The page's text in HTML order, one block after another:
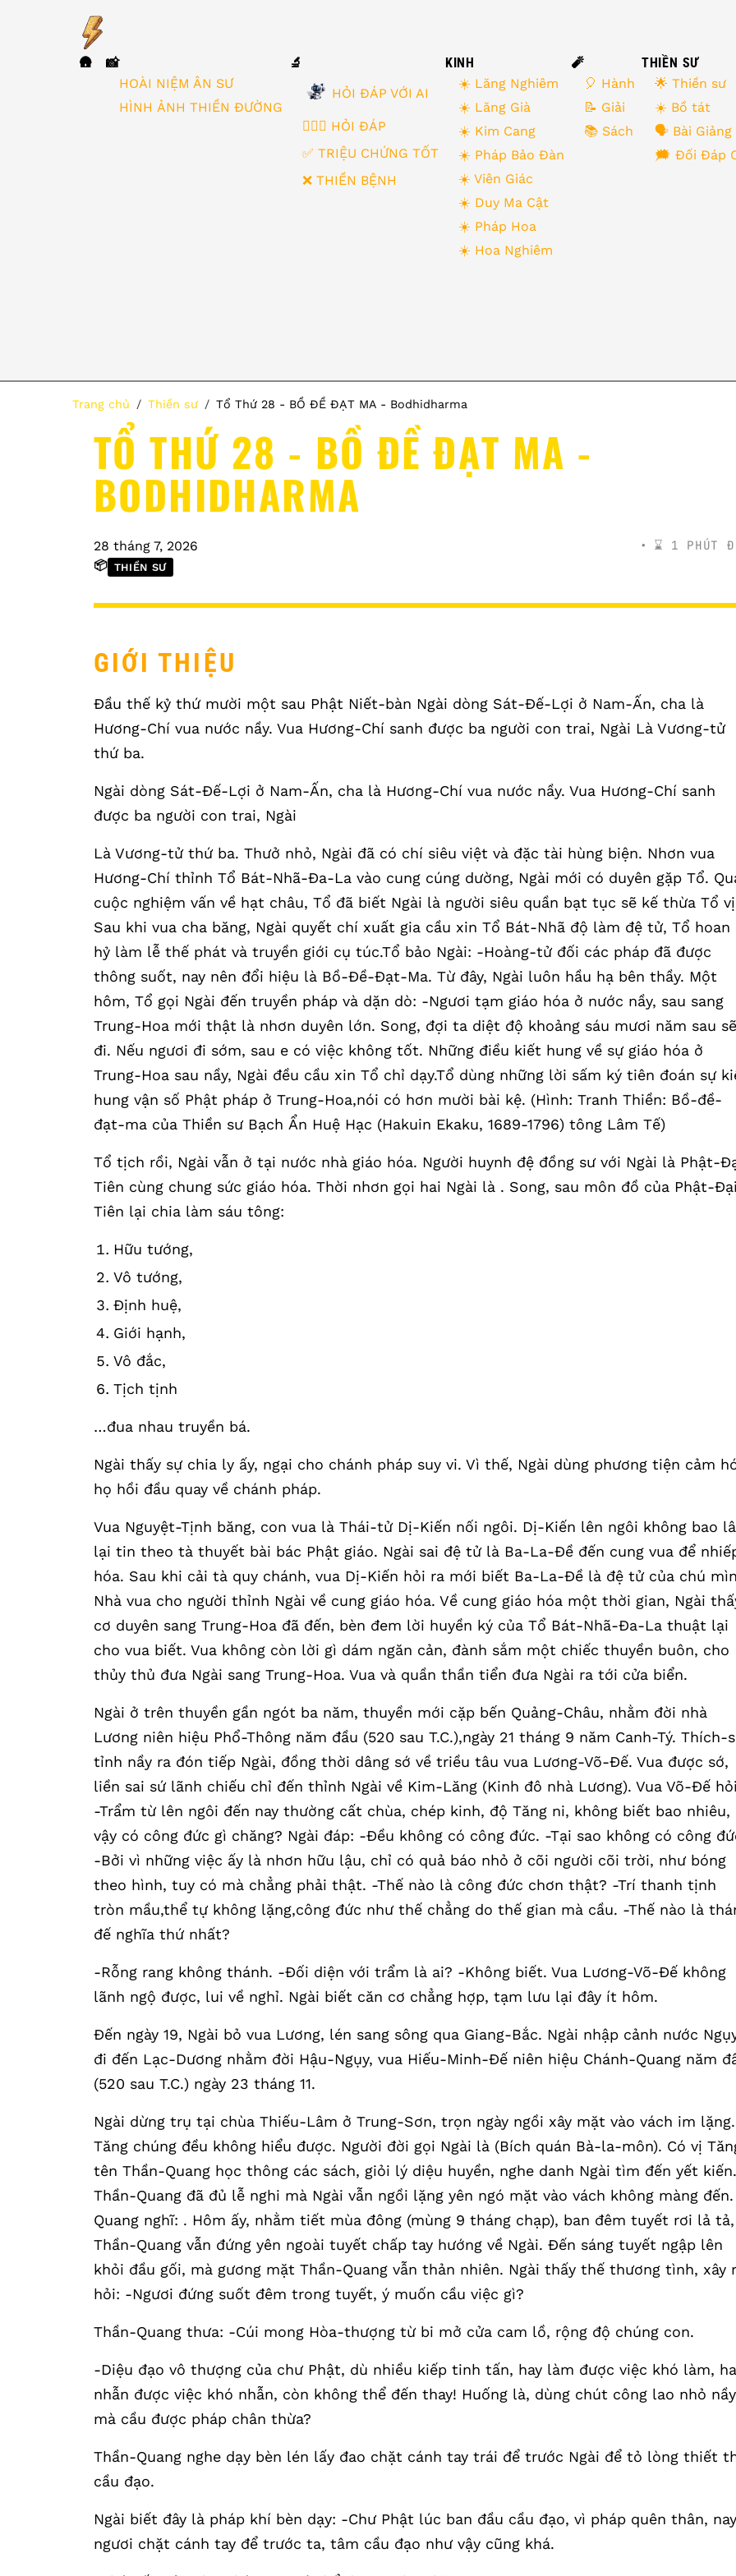
🛖
📸
HOÀI NIỆM ÂN SƯ
HÌNH ẢNH THIỀN ĐƯỜNG
🔬
HỎI ĐÁP VỚI AI
🙋🏻‍♂️ HỎI ĐÁP
✅ TRIỆU CHỨNG TỐT
❌ THIỀN BỆNH
KINH
☀️ Lăng Nghiêm
☀️ Lăng Già
☀️ Kim Cang
☀️ Pháp Bảo Đàn
☀️ Viên Giác
☀️ Duy Ma Cật
☀️ Pháp Hoa
☀️ Hoa Nghiêm
🧨
🎈 Hành
📝 Giải
📚 Sách
THIỀN SƯ
🌟 Thiền sư
☀️ Bồ tát
🗣 Bài Giảng
🗯 Đối Đáp
Trang chủ Thiền sư Tổ Thứ 28 - BỒ ĐỀ ĐẠT MA - Bodhidharma
TỔ THỨ 28 - BỒ ĐỀ ĐẠT MA -
BODHIDHARMA
28 tháng 7, 2026 ⌛️ 1 PHÚT
📦 THIỀN SƯ
GIỚI THIỆU
Đầu thế kỷ thứ mười một sau Phật Niết-bàn Ngài dòng Sát-Đế-Lợi ở Nam-Ấn, cha là
Hương-Chí vua nước nầy. Vua Hương-Chí sanh được ba người con trai, Ngài Là Vương-tử
thứ ba.
Ngài dòng Sát-Đế-Lợi ở Nam-Ấn, cha là Hương-Chí vua nước nầy. Vua Hương-Chí sanh
được ba người con trai, Ngài
Là Vương-tử thứ ba. Thưở nhỏ, Ngài đã có chí siêu việt và đặc tài hùng biện. Nhơn vua
Hương-Chí thỉnh Tổ Bát-Nhã-Đa-La vào cung cúng dường, Ngài mới có duyên gặp Tổ.
cuộc nghiệm vấn về hạt châu, Tổ đã biết Ngài là người siêu quần bạt tục sẽ kế thừa Tổ
Sau khi vua cha băng, Ngài quyết chí xuất gia cầu xin Tổ Bát-Nhã độ làm đệ tử, Tổ hoan
hỷ làm lễ thế phát và truyền giới cụ túc.Tổ bảo Ngài: -Hoàng-tử đối các pháp đã được
thông suốt, nay nên đổi hiệu là Bồ-Đề-Đạt-Ma. Từ đây, Ngài luôn hầu hạ bên thầy. Một
hôm, Tổ gọi Ngài đến truyền pháp và dặn dò: -Ngươi tạm giáo hóa ở nước nầy, sau sang
Trung-Hoa mới thật là nhơn duyên lớn. Song, đợi ta diệt độ khoảng sáu mươi năm sau sẽ
đi. Nếu ngươi đi sớm, sau e có việc không tốt. Những điều kiết hung về sự giáo hóa ở
Trung-Hoa sau nầy, Ngài đều cầu xin Tổ chỉ dạy.Tổ dùng những lời sấm ký tiên đoán sự
hung vận số Phật pháp ở Trung-Hoa,nói có hơn mười bài kệ. (Hình: Tranh Thiền: Bồ-đề-
đạt-ma của Thiền sư Bạch Ẩn Huệ Hạc (Hakuin Ekaku, 1689-1796) tông Lâm Tế)
Tổ tịch rồi, Ngài vẫn ở tại nước nhà giáo hóa. Người huynh đệ đồng sư với Ngài là Phật-
Tiên cùng chung sức giáo hóa. Thời nhơn gọi hai Ngài là . Song, sau môn đồ của Phật-
Tiên lại chia làm sáu tông:
Hữu tướng,
Vô tướng,
Định huệ,
Giới hạnh,
Vô đắc,
Tịch tịnh
…đua nhau truyền bá.
Ngài thấy sự chia ly ấy, ngại cho chánh pháp suy vi. Vì thế, Ngài dùng phương tiện cảm
họ hồi đầu quay về chánh pháp.
Vua Nguyệt-Tịnh băng, con vua là Thái-tử Dị-Kiến nối ngôi. Dị-Kiến lên ngôi không bao
lại tin theo tà thuyết bài bác Phật giáo. Ngài sai đệ tử là Ba-La-Đề đến cung vua để
hóa. Sau khi cải tà quy chánh, vua Dị-Kiến hỏi ra mới biết Ba-La-Đề là đệ tử của chú
Nhà vua cho người thỉnh Ngài về cung giáo hóa. Về cung giáo hóa một thời gian, Ngài
cơ duyên sang Trung-Hoa đã đến, bèn đem lời huyền ký của Tổ Bát-Nhã-Đa-La thuật lại
cho vua biết. Vua không còn lời gì dám ngăn cản, đành sắm một chiếc thuyền buôn, cho
thủy thủ đưa Ngài sang Trung-Hoa. Vua và quần thần tiển đưa Ngài ra tới cửa biển.
Ngài ở trên thuyền gần ngót ba năm, thuyền mới cặp bến Quảng-Châu, nhằm đời nhà
Lương niên hiệu Phổ-Thông năm đầu (520 sau T.C.),ngày 21 tháng 9 năm Canh-Tý. Thích-
tỉnh nầy ra đón tiếp Ngài, đồng thời dâng sớ về triều tâu vua Lương-Võ-Đế. Vua được sớ,
liền sai sứ lãnh chiếu chỉ đến thỉnh Ngài về Kim-Lăng (Kinh đô nhà Lương). Vua Võ-Đế
-Trẩm từ lên ngôi đến nay thường cất chùa, chép kinh, độ Tăng ni, không biết bao nhiêu,
vậy có công đức gì chăng? Ngài đáp: -Đều không có công đức. -Tại sao không có công
-Bởi vì những việc ấy là nhơn hữu lậu, chỉ có quả báo nhỏ ở cõi người cõi trời, như bóng
theo hình, tuy có mà chẳng phải thật. -Thế nào là công đức chơn thật? -Trí thanh tịnh
tròn mầu,thể tự không lặng,công đức như thế chẳng do thế gian mà cầu. -Thế nào là
đế nghĩa thứ nhất?
-Rỗng rang không thánh. -Đối diện với trẩm là ai? -Không biết. Vua Lương-Võ-Đế không
lãnh ngộ được, lui về nghỉ. Ngài biết căn cơ chẳng hợp, tạm lưu lại đây ít hôm.
Đến ngày 19, Ngài bỏ vua Lương, lén sang sông qua Giang-Bắc. Ngài nhập cảnh nước
đi đến Lạc-Dương nhằm đời Hậu-Ngụy, vua Hiếu-Minh-Đế niên hiệu Chánh-Quang năm
(520 sau T.C.) ngày 23 tháng 11.
Ngài dừng trụ tại chùa Thiếu-Lâm ở Trung-Sơn, trọn ngày ngồi xây mặt vào vách im lặng.
Tăng chúng đều không hiểu được. Người đời gọi Ngài là (Bích quán Bà-la-môn). Có vị
tên Thần-Quang học thông các sách, giỏi lý diệu huyền, nghe danh Ngài tìm đến yết kiến.
Thần-Quang đã đủ lễ nghi mà Ngài vẫn ngồi lặng yên ngó mặt vào vách không màng đến.
Quang nghĩ: . Hôm ấy, nhằm tiết mùa đông (mùng 9 tháng chạp), ban đêm tuyết rơi lả tả,
Thần-Quang vẫn đứng yên ngoài tuyết chấp tay hướng về Ngài. Đến sáng tuyết ngập lên
khỏi đầu gối, mà gương mặt Thần-Quang vẫn thản nhiên. Ngài thấy thế thương tình, xây
hỏi: -Ngươi đứng suốt đêm trong tuyết, ý muốn cầu việc gì?
Thần-Quang thưa: -Cúi mong Hòa-thượng từ bi mở cửa cam lồ, rộng độ chúng con.
-Diệu đạo vô thượng của chư Phật, dù nhiều kiếp tinh tấn, hay làm được việc khó làm,
nhẫn được việc khó nhẫn, còn không thể đến thay! Huống là, dùng chút công lao nhỏ nầy
mà cầu được pháp chân thừa?
Thần-Quang nghe dạy bèn lén lấy đao chặt cánh tay trái để trước Ngài để tỏ lòng thiết
cầu đạo.
Ngài biết đây là pháp khí bèn dạy: -Chư Phật lúc ban đầu cầu đạo, vì pháp quên thân, nay
ngươi chặt cánh tay để trước ta, tâm cầu đạo như vậy cũng khá.